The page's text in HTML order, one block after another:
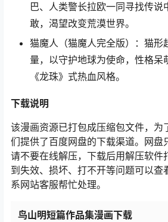
巴、人类警长拉欧一同寻找传说
敢，渴望改变荒漠世界。
猫魔人（猫魔人完全版）：猫形
量，以守护地球为使命，性格呆
《龙珠》式热血风格。
下载说明
该漫画资源已打包成压缩包文件，为
们提供了百度网盘的下载渠道。网盘
请不要在线解压，下载后用解压软件
到失效、损坏、打不开等问题可以查
系网站客服帮忙处理。
鸟山明短篇作品集漫画下载